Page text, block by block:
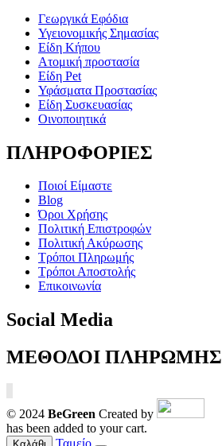
Γεωργικά Εφόδια
Υγειονομικής Σημασίας
Είδη Κήπου
Ατομική προστασία
Είδη Pet
Υφάσματα Προστασίας
Είδη Συσκευασίας
Οινοποιητικά
ΠΛΗΡΟΦΟΡΙΕΣ
Ποιοί Είμαστε
Blog
Όροι Χρήσης
Πολιτική Επιστροφών
Πολιτική Ακύρωσης
Τρόποι Πληρωμής
Τρόποι Αποστολής
Επικοινωνία
Social Media
ΜΕΘΟΔΟΙ ΠΛΗΡΩΜΗΣ
© 2024 BeGreen Created by
has been added to your cart.